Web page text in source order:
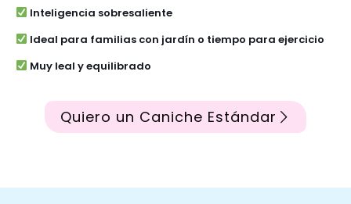
Inteligencia sobresaliente
Ideal para familias con jardín o tiempo para ejercicio
Muy leal y equilibrado
Quiero un Caniche Estándar